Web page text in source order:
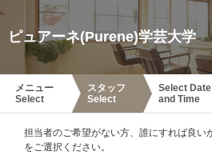
ピュアーネ(Purene)学芸大学
メニュー
Select
スタッフ
Select
Select Date
and Time
担当者のご希望がない方、誰にすれば良い
をご選択ください。